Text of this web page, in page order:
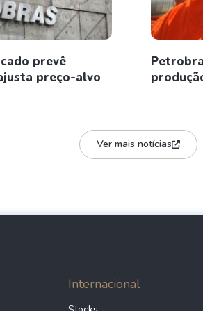
prevê
preço-alvo
Ver mais notícias
Internacional